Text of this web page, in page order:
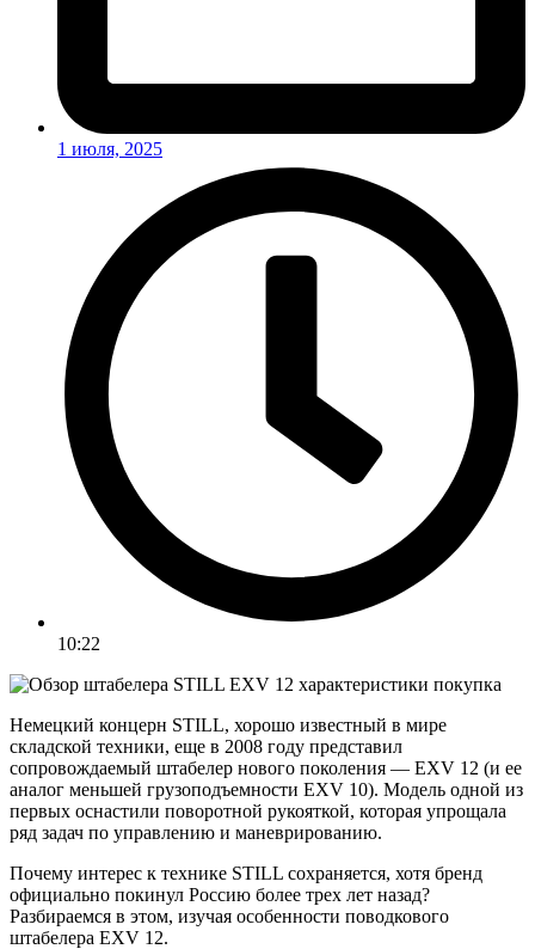
1 июля, 2025
10:22
Немецкий концерн STILL, хорошо известный в мире
складской техники, еще в 2008 году представил
сопровождаемый штабелер нового поколения — EXV 12 (и ее
аналог меньшей грузоподъемности EXV 10). Модель одной из
первых оснастили поворотной рукояткой, которая упрощала
ряд задач по управлению и маневрированию.
Почему интерес к технике STILL сохраняется, хотя бренд
официально покинул Россию более трех лет назад?
Разбираемся в этом, изучая особенности поводкового
штабелера EXV 12.